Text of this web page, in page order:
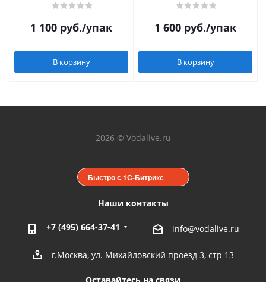
1 100 руб./упак
В корзину
1 600 руб./упак
В корзину
2026 © Vodalive.ru
Быстро с 1С-Битрикс
Наши контакты
+7 (495) 664-37-41 info@vodalive.ru
г.Москва, ул. Михайловский проезд 3, стр 13